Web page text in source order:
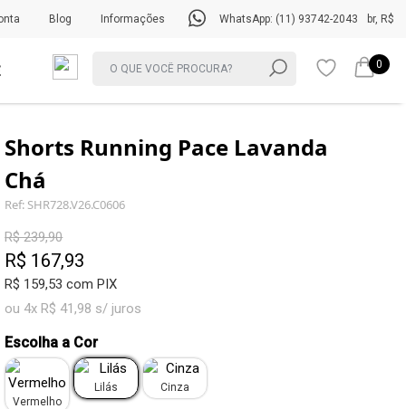
br, R$
WhatsApp: (11) 93742-2043
Informações
Blog
0
Shorts Running Pace Lavanda
Chá
Ref: SHR728.V26.C0606
R$ 239,90
R$ 167,93
R$ 159,53 com PIX
ou 4x R$ 41,98 s/ juros
Escolha a Cor
Vermelho
Lilás Cinza